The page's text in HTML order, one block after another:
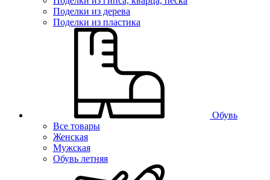
Поделки из дерева
Поделки из пластика
Обувь
Все товары
Женская
Мужская
Обувь летняя